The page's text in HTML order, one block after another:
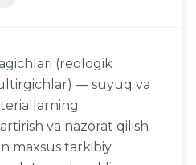
(reologik
— suyuq va
va nazorat qilish
maxsus tarkibiy